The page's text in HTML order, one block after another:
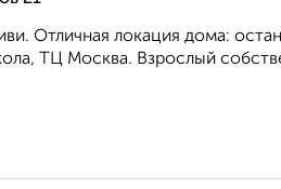
Отличная локация дома:
ТЦ Москва. Взрослый